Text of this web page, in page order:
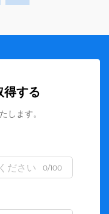
得する
します。
0/100